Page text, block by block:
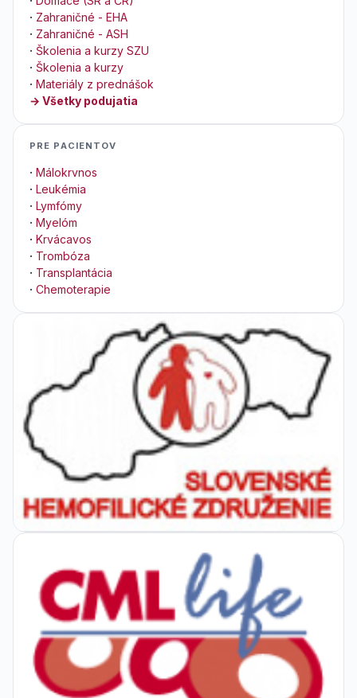
· Zahraničné - EHA
· Zahraničné - ASH
· Školenia a kurzy SZU
· Školenia a kurzy
· Materiály z prednášok
→ Všetky podujatia
PRE PACIENTOV
· Málokrvnos
· Leukémia
· Lymfómy
· Myelóm
· Krvácavos
· Trombóza
· Transplantácia
· Chemoterapie